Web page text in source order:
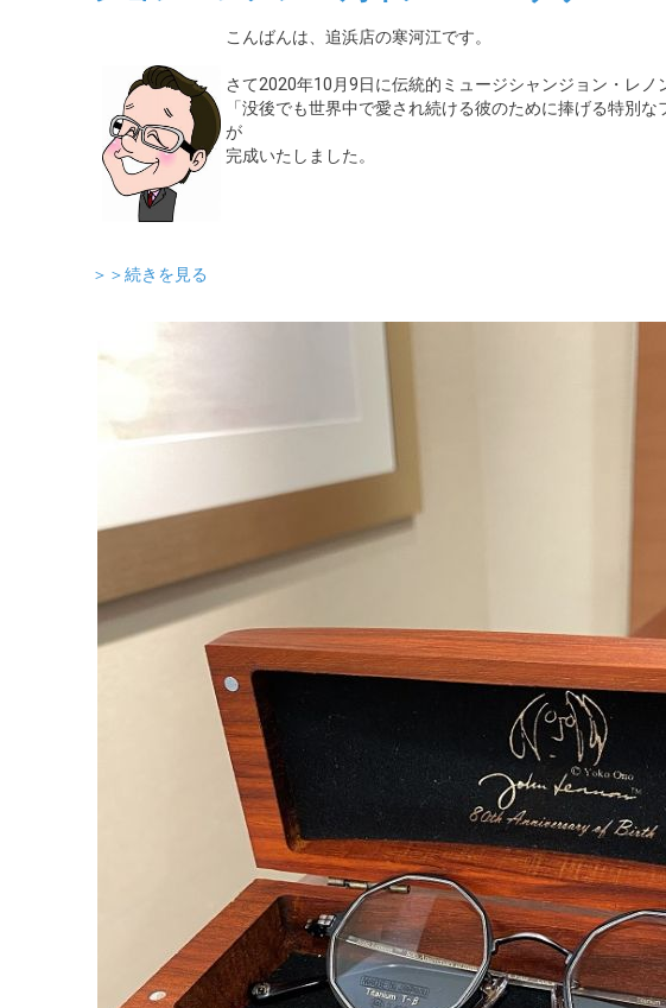
こんばんは、追浜店の寒河江です。
さて2020年10月9日に伝統的ミュージシャンジョン・レノ
「没後でも世界中で愛され続ける彼のために捧げる特別
が
完成いたしました。
＞＞続きを見る